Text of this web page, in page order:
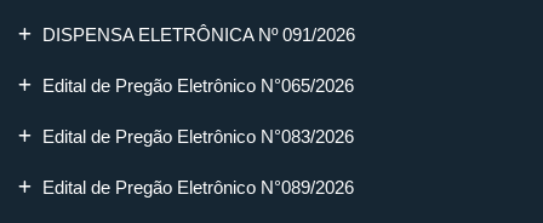
DISPENSA ELETRÔNICA Nº 091/2026
Edital de Pregão Eletrônico N°065/2026
Edital de Pregão Eletrônico N°083/2026
Edital de Pregão Eletrônico N°089/2026